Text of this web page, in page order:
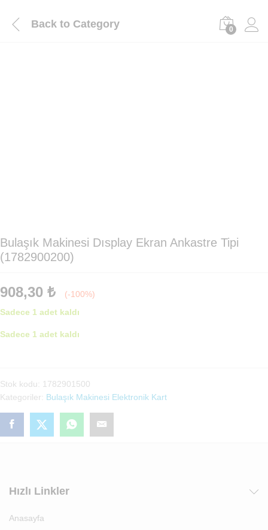
Back to Category 0
Bulaşık Makinesi Dısplay Ekran Ankastre Tipi
(1782900200)
908,30 ₺
(-100%)
Sadece 1 adet kaldı
Sadece 1 adet kaldı
Ekran
Ankastre
Tipi
(1782900200)
adet
Stok kodu: 1782901500
Kategoriler: Bulaşık Makinesi Elektronik Kart
Hızlı Linkler
Anasayfa